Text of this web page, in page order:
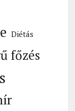
Diétás
főzés